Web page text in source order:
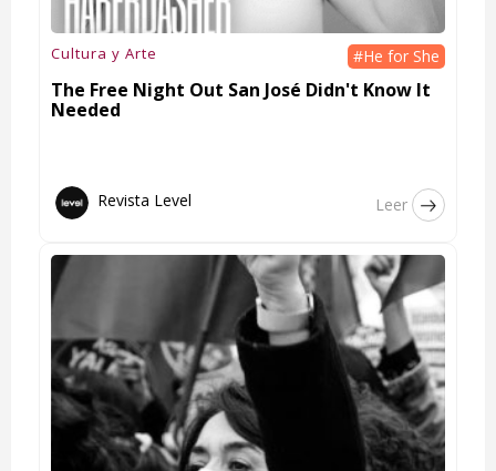
Cultura y Arte #He for She
The Free Night Out San José Didn't Know It
Needed
Revista Level Leer